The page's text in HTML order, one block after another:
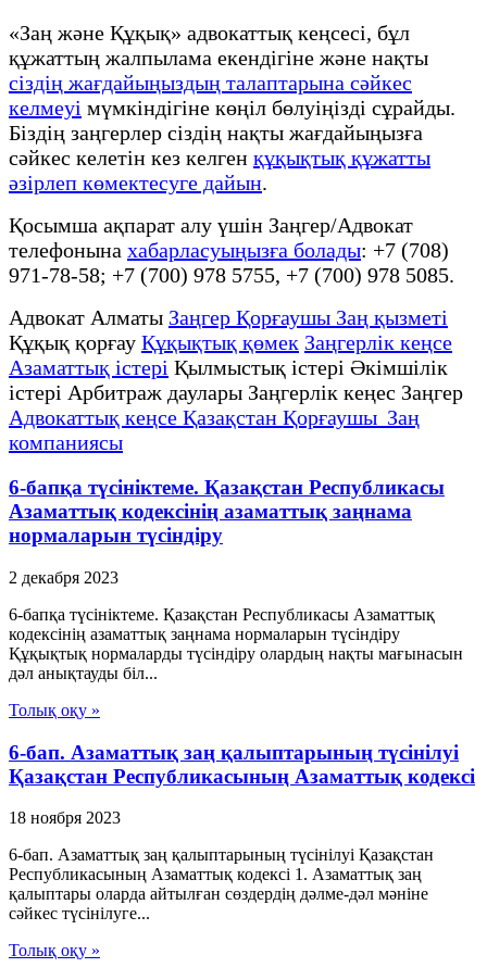
«Заң және Құқық» адвокаттық кеңсесі, бұл
құжаттың жалпылама екендігіне және нақты
сіздің жағдайыңыздың талаптарына сәйкес
келмеуі мүмкіндігіне көңіл бөлуіңізді сұрайды.
Біздің заңгерлер сіздің нақты жағдайыңызға
сәйкес келетін кез келген құқықтық құжатты
әзірлеп көмектесуге дайын.
Қосымша ақпарат алу үшін Заңгер/Адвокат
телефонына хабарласуыңызға болады: +7 (708)
971-78-58; +7 (700) 978 5755, +7 (700) 978 5085.
Адвокат Алматы Заңгер Қорғаушы Заң қызметі
Құқық қорғау Құқықтық қөмек Заңгерлік кеңсе
Азаматтық істері Қылмыстық істері Әкімшілік
істері Арбитраж даулары Заңгерлік кеңес Заңгер
Адвокаттық кеңсе Қазақстан Қорғаушы Заң
компаниясы
6-бапқа түсініктеме. Қазақстан Республикасы
Азаматтық кодексінің азаматтық заңнама
нормаларын түсіндіру
2 декабря 2023
6-бапқа түсініктеме. Қазақстан Республикасы Азаматтық
кодексінің азаматтық заңнама нормаларын түсіндіру
Құқықтық нормаларды түсіндіру олардың нақты мағынасын
дәл анықтауды біл...
Толық оқу »
6-бап. Азаматтық заң қалыптарының түсiнiлуi
Қазақстан Республикасының Азаматтық кодексi
18 ноября 2023
6-бап. Азаматтық заң қалыптарының түсiнiлуi Қазақстан
Республикасының Азаматтық кодексi 1. Азаматтық заң
қалыптары оларда айтылған сөздердiң дәлме-дәл мәнiне
сәйкес түсiнiлуге...
Толық оқу »